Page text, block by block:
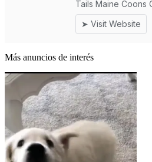
Más anuncios de interés